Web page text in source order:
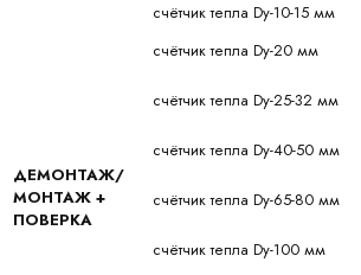
ДЕМОНТАЖ/
МОНТАЖ +
ПОВЕРКА
счётчик тепла Dy-10-15 мм
счётчик тепла Dy-20 мм
счётчик тепла Dy-25-32 мм
счётчик тепла Dy-40-50 мм
счётчик тепла Dy-65-80 мм
счётчик тепла Dy-100 мм